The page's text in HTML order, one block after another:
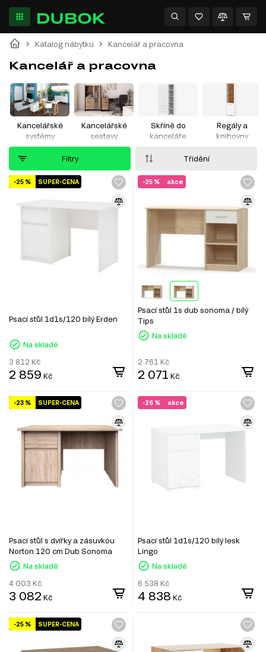
Katalog nábytku Kancelář a pracovna
Kancelář a pracovna
Kancelářské
systémy
Kancelářské
sestavy
Skříně do
kanceláře
Regály a
knihovny
Filtry Třídění
SUPER-CENA
-25 %
Psací stůl 1d1s/120 bílý Erden
Na skladě
3 812 Kč
2 859 Kč
akce
-25 %
Psací stůl 1s dub sonoma / bílý
Tips
Na skladě
2 761 Kč
2 071 Kč
SUPER-CENA
-23 %
Psací stůl s dvířky a zásuvkou
Norton 120 cm Dub Sonoma
Na skladě
4 003 Kč
3 082 Kč
akce
-26 %
Psací stůl 1d1s/120 bílý lesk
Lingo
Na skladě
6 538 Kč
4 838 Kč
SUPER-CENA
-25 %